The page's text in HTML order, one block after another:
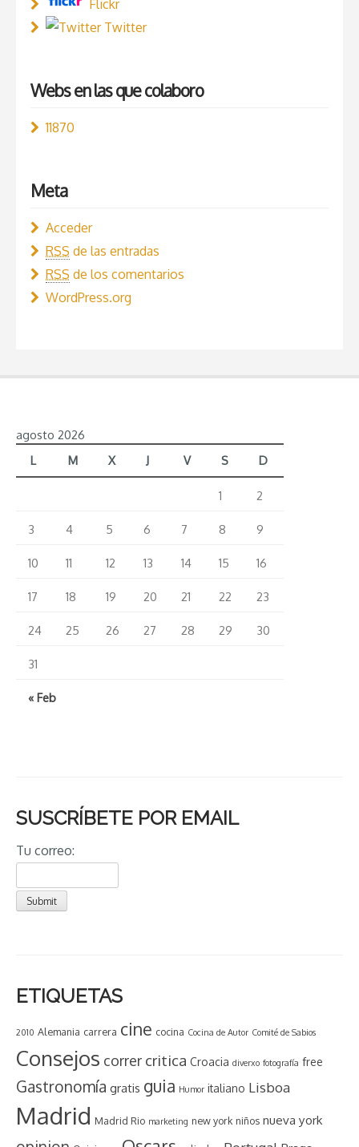
Flickr
Twitter
Webs en las que colaboro
11870
Meta
Acceder
RSS de las entradas
RSS de los comentarios
WordPress.org
agosto 2026
L
M X J V S D
« Feb
1 2
3 4 5 6 7 8 9
10 11 12 13 14 15 16
17 18 19 20 21 22 23
24 25 26 27 28 29 30
31
SUSCRÍBETE POR EMAIL
Tu correo:
ETIQUETAS
2010 Alemania carrera cine cocina Cocina de Autor Comité de Sabios
Consejos correr critica Croacia diverxo fotografía free
Gastronomía gratis guia Humor italiano Lisboa
Madrid Madrid Rio marketing new york niños nueva york